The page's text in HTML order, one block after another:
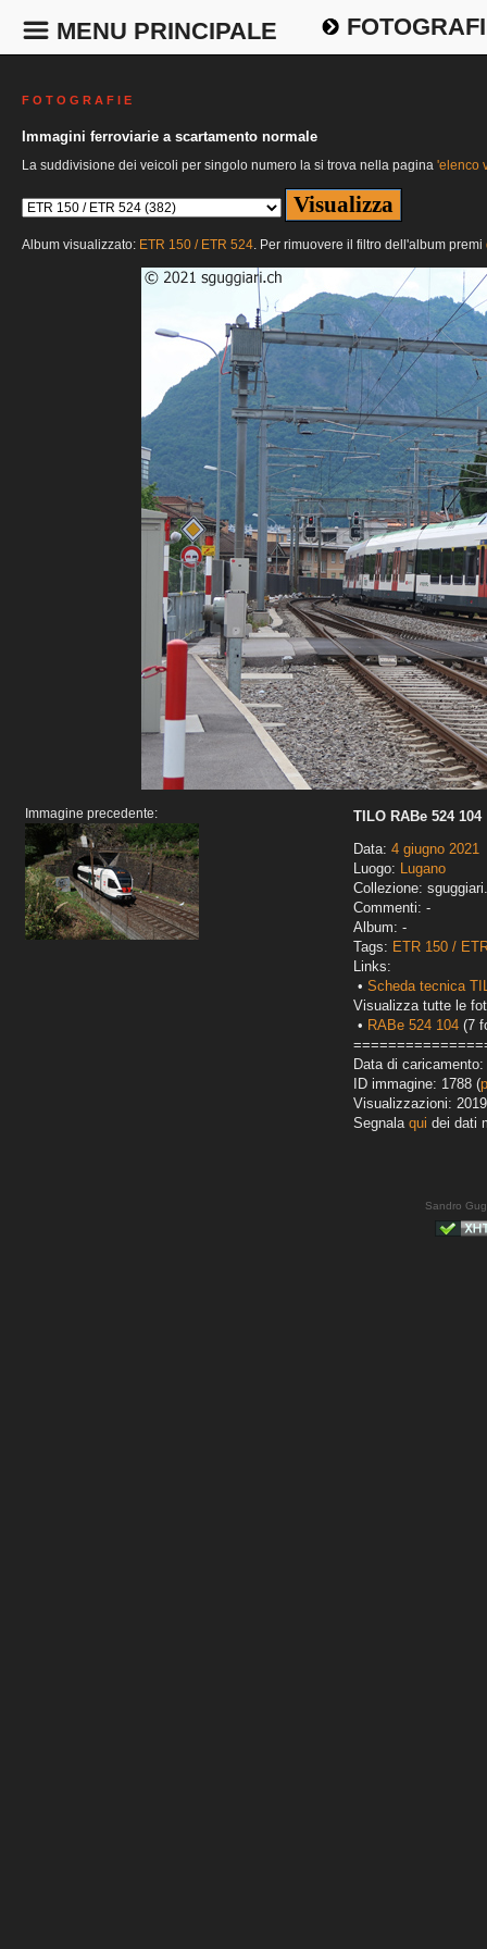
MENU PRINCIPALE
F O T O G R A F I E
Immagini ferroviarie a scartamento normale
La suddivisione dei veicoli per singolo numero la si trova nella pagina 'elenco
Album visualizzato: ETR 150 / ETR 524. Per rimuovere il filtro dell'album premi
Immagine precedente:
TILO RABe 524 104
Data: 4 giugno 2021
Luogo: Lugano
Collezione:
Commenti: -
Album: -
Tags: ETR 150 /
Links:
• Scheda tecnica
Visualizza tutte le
• RABe 524 104 (7
Data di
ID immagine: 1788 (
Visualizzazioni: 2019
Segnala qui dei dati
Sandro